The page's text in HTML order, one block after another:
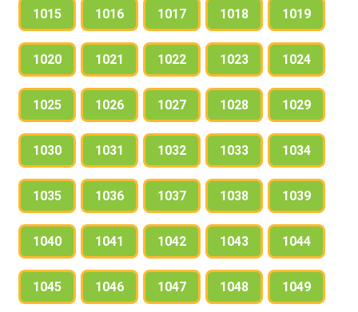
1015 1016 1017 1018 1019
1020 1021 1022 1023 1024
1025 1026 1027 1028 1029
1030 1031 1032 1033 1034
1035 1036 1037 1038 1039
1040 1041 1042 1043 1044
1045 1046 1047 1048 1049